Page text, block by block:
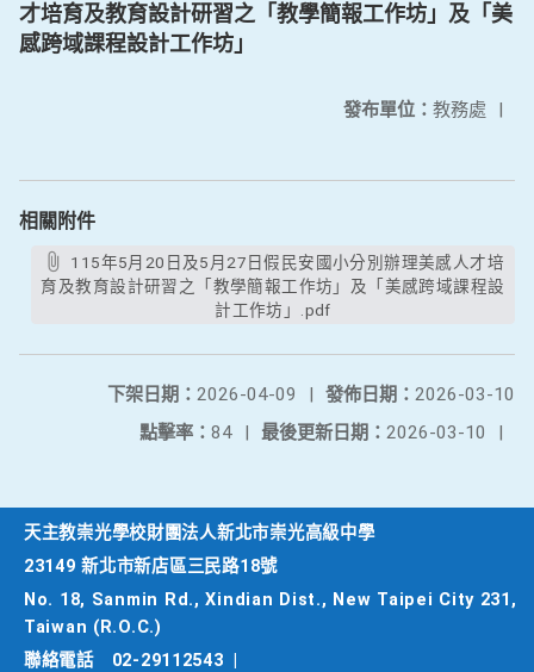
才培育及教育設計研習之「教學簡報工作坊」及「美
感跨域課程設計工作坊」
發布單位： 教務處 |
相關附件
育及教育設計研習之「教學簡報工作坊」及「美感跨域課程設
計工作坊」.pdf
發佈日期： 2026-03-10
下架日期： 2026-04-09
|
最後更新日期： 2026-03-10 |
點擊率： 84 |
天主教崇光學校財團法人新北市崇光高級中學
23149 新北市新店區三民路18號
No. 18, Sanmin Rd., Xindian Dist., New Taipei City 231,
Taiwan (R.O.C.)
聯絡電話
02-29112543